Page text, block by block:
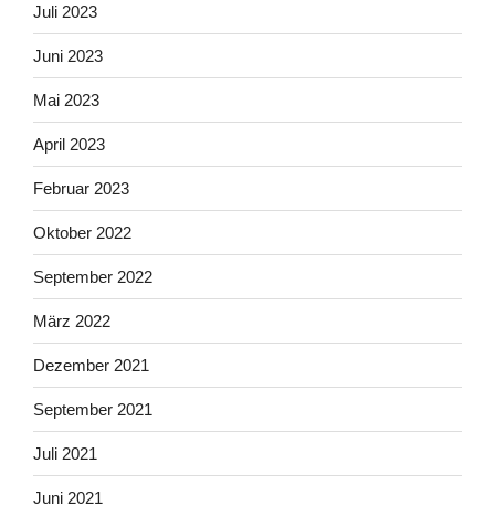
Juli 2023
Juni 2023
Mai 2023
April 2023
Februar 2023
Oktober 2022
September 2022
März 2022
Dezember 2021
September 2021
Juli 2021
Juni 2021